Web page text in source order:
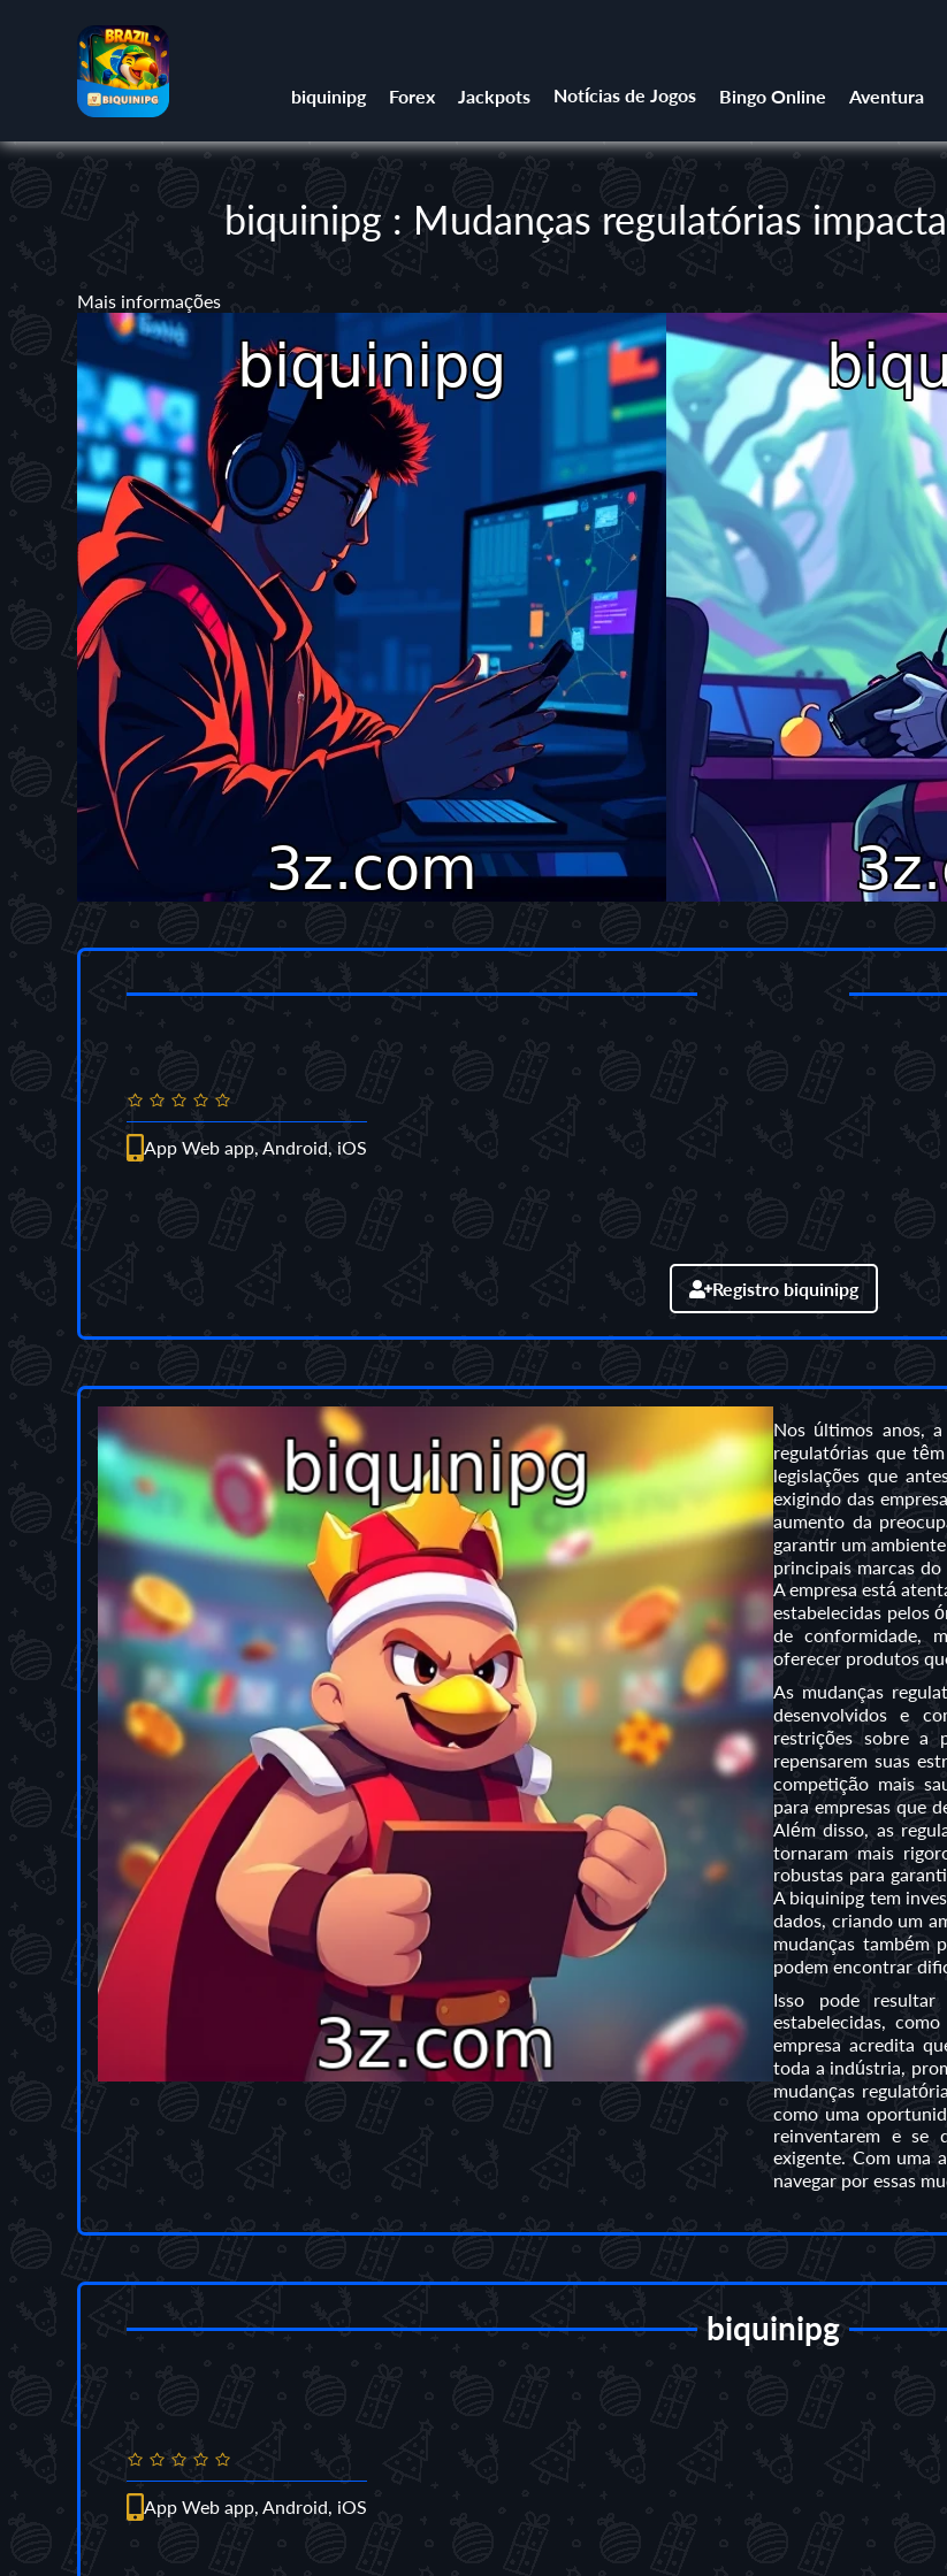
biquinipg Forex Jackpots Notícias de Jogos Bingo Online Aventura
biquinipg : Mudanças regulatórias
Mais informações
App Web app, Android, iOS
Registro biquinipg
Nos últimos anos,
regulatórias que
legislações que
exigindo das
aumento da
garantir um
principais marcas
A empresa está
estabelecidas pelos
de conformidade,
oferecer produtos
As mudanças
desenvolvidos e
restrições sobre a
repensarem suas
competição mais
para empresas que
Além disso, as
tornaram mais
robustas para
A biquinipg tem
dados, criando um
mudanças também
podem encontrar
Isso pode
estabelecidas,
empresa acredita
toda a indústria,
mudanças
como uma
reinventarem e se
exigente. Com uma
navegar por essas
biquinipg
App Web app, Android, iOS